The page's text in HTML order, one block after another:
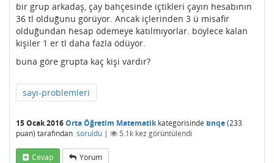
bir grup arkadaş, çay bahçesinde içtikleri çayın hesabının
36 tl olduğunu görüyor. Ancak içlerinden 3 ü misafir
olduğundan hesap ödemeye katılmıyorlar. böylece kalan
kişiler 1 er tl daha fazla ödüyor.
buna göre grupta kaç kişi vardır?
sayı-problemleri
15 Ocak 2016Orta Öğretim Matematikkategorisinde bnqe(233
puan) tarafından soruldu | 5.1k kez görüntülendi
Cevap Yorum